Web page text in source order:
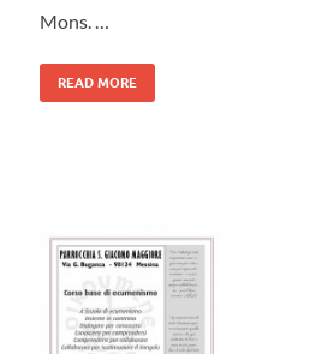
Mons. …
READ MORE